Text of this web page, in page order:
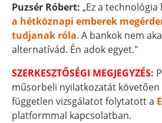
Puzsér Róbert: „Ez a technológia
a hétköznapi emberek
tudjanak róla. A bankok nem
alternatívád. Én adok egyet."
SZERKESZTŐSÉGI MEGJEGYZÉS:
műsorbeli nyilatkozatát követően
független vizsgálatot folytatott a
platformmal kapcsolatban.